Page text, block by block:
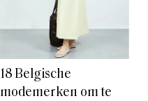
18 Belgische
modemerken om te